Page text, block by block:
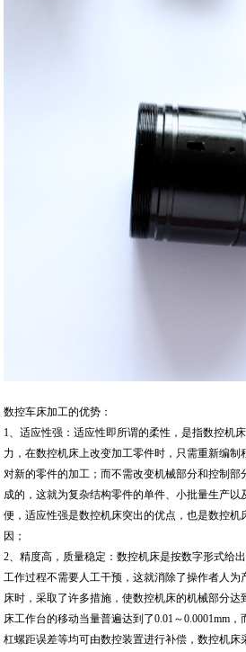
数控车床加工的优势：
1、适应性强：适应性即所谓的柔性，是指数控机
力，在数控机床上改变加工零件时，只需重新编
对新的零件的加工；而不需改变机械部分和控制
成的，这就为复杂结构零件的单件、小批量生产
便，适应性强是数控机床突出的优点，也是数控
因；
2、精度高，质量稳定：数控机床是按数字形式给
工作过程不需要人工干预，这就消除了操作者人
床时，采取了许多措施，使数控机床的机械部分
床工作台的移动当量普遍达到了0.01～0.0001mm
杠螺距误差等均可由数控装置进行补偿，数控机床